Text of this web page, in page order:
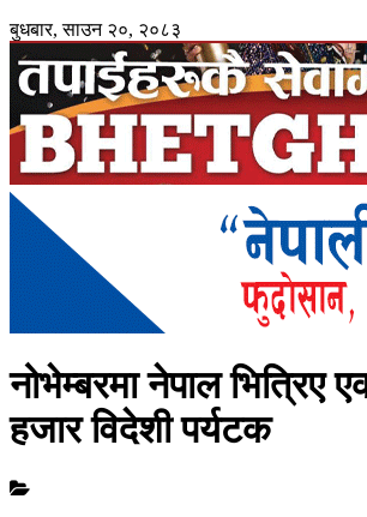
बुधबार, साउन २०, २०८३
नोभेम्बरमा नेपाल भित्रिए
हजार विदेशी पर्यटक